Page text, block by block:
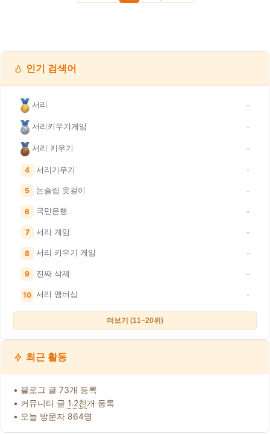
인기 검색어
서리 -
서리키우기게임 -
서리 키우기 -
4 서리기우기 -
5 논슬립 옷걸이 -
6 국민은행 -
7 서리 게임 -
8 서리 키우기 게임 -
9 진짜 삭제 -
10 서리 맴버십 -
더보기 (11~20위)
최근 활동
• 블로그 글 73개 등록
• 커뮤니티 글 1.2천개 등록
• 오늘 방문자 864명